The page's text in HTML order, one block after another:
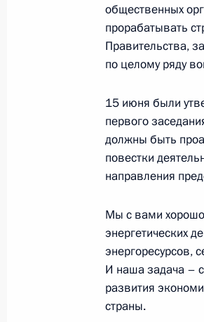
7 июля 2012
Беседа с
регионального
Оперативное
7 июля 2012 года,
5 июля 2012
Встреча с
Борисом
5 июля 2012 года,
общественных
прорабатывать
Правительства,
по целому ряду
15 июня были
первого
должны быть
повестки
направления
Мы с вами хорошо
энергетических
энергоресурсов,
И наша задача –
развития
страны.